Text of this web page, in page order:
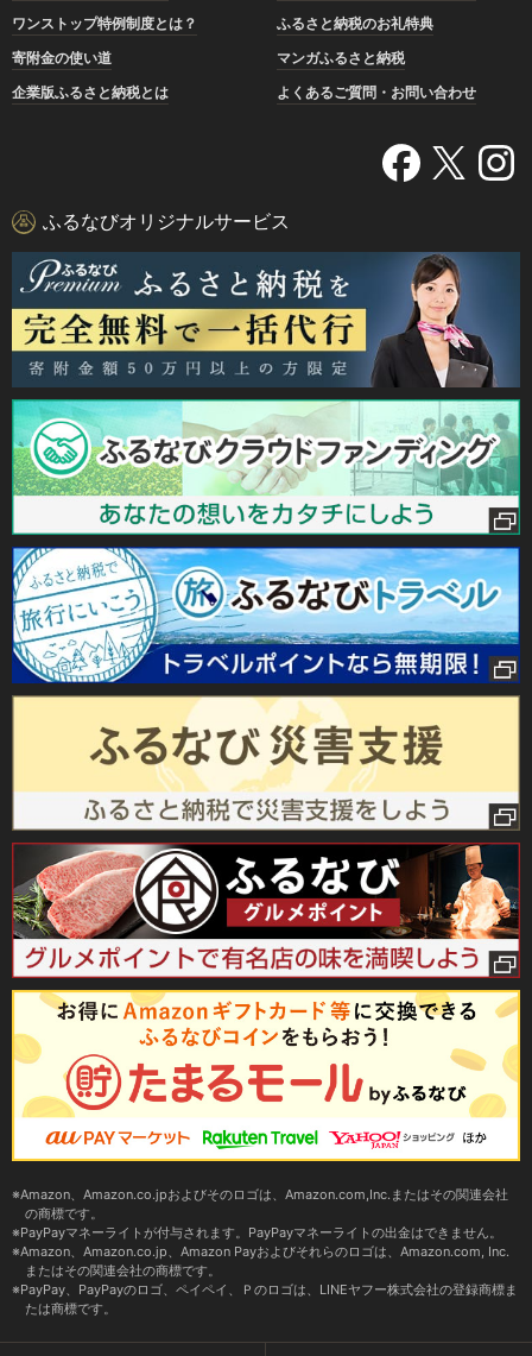
ワンストップ特例制度とは？
ふるさと納税のお礼特典
寄附金の使い道
マンガふるさと納税
企業版ふるさと納税とは
よくあるご質問・お問い合わせ
ふるなびオリジナルサービス
Amazon、Amazon.co.jpおよびそのロゴは、Amazon.com,Inc.またはその関連会社
の商標です。
PayPayマネーライトが付与されます。PayPayマネーライトの出金はできません。
Amazon、Amazon.co.jp、Amazon Payおよびそれらのロゴは、Amazon.com, Inc.
またはその関連会社の商標です。
PayPay、PayPayのロゴ、ペイペイ、Ｐのロゴは、LINEヤフー株式会社の登録商標ま
たは商標です。